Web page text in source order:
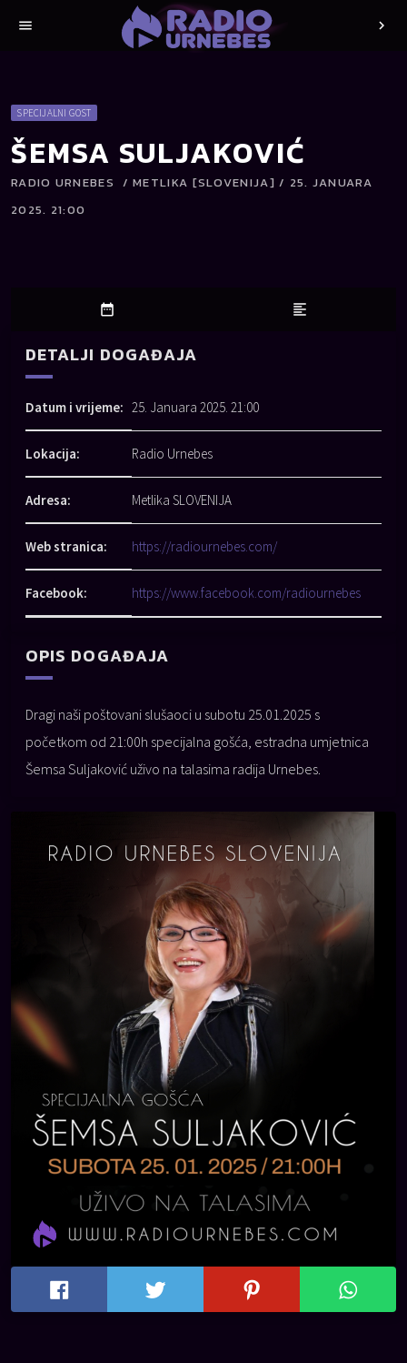
menu chevron_right
SPECIJALNI GOST
ŠEMSA SULJAKOVIĆ
RADIO URNEBES / METLIKA [SLOVENIJA] / 25. JANUARA
2025. 21:00
date_range format_align_left
DETALJI DOGAĐAJA
Datum i vrijeme: 25. Januara 2025. 21:00
Lokacija: Radio Urnebes
Adresa: Metlika SLOVENIJA
Web stranica: https://radiournebes.com/
Facebook: https://www.facebook.com/radiournebes
OPIS DOGAĐAJA
Dragi naši poštovani slušaoci u subotu 25.01.2025 s
početkom od 21:00h specijalna gošća, estradna umjetnica
Šemsa Suljaković uživo na talasima radija Urnebes.